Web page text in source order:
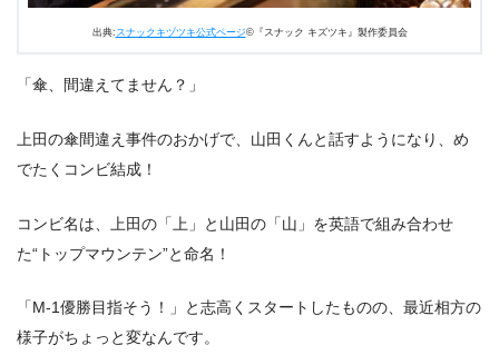
出典: スナックキヅツキ公式ページ©『スナック キズツキ』製作委員会
「傘、間違えてません？」
上田の傘間違え事件のおかげで、山田くんと話すようになり、め
でたくコンビ結成！
コンビ名は、上田の「上」と山田の「山」を英語で組み合わせ
た“トップマウンテン”と命名！
「M-1優勝目指そう！」と志高くスタートしたものの、最近相方の
様子がちょっと変なんです。